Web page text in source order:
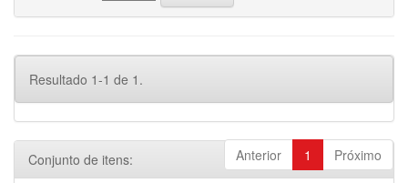
Resultado 1-1 de 1.
Anterior 1 Próximo
Conjunto de itens: